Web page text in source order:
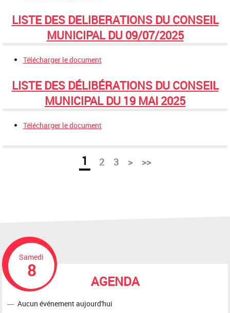
LISTE DES DELIBERATIONS DU CONSEIL
MUNICIPAL DU 09/07/2025
Télécharger le document
LISTE DES DÉLIBÉRATIONS DU CONSEIL
MUNICIPAL DU 19 MAI 2025
Télécharger le document
1 2 3 > >>
AGENDA
Samedi
8
Aucun événement aujourd'hui